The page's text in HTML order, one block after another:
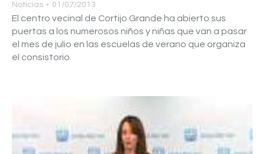
Noticias 01/07/2013
El centro vecinal de Cortijo Grande ha abierto sus
puertas a los numerosos niños y niñas que van a pasar
el mes de julio en las escuelas de verano que organiza
el consistorio.